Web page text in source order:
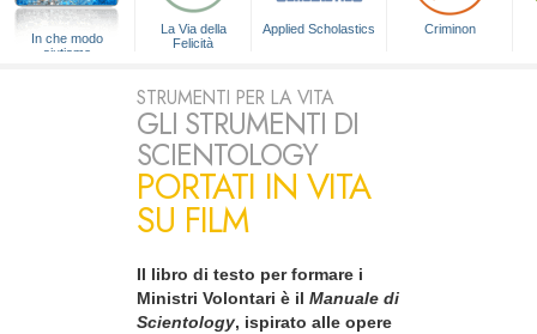
In che modo
aiutiamo
La Via della
Felicità
Applied Scholastics Criminon
STRUMENTI PER LA VITA
GLI STRUMENTI DI
SCIENTOLOGY
PORTATI IN VITA
SU FILM
Il libro di testo per formare i
Ministri Volontari è il Manuale di
Scientology, ispirato alle opere